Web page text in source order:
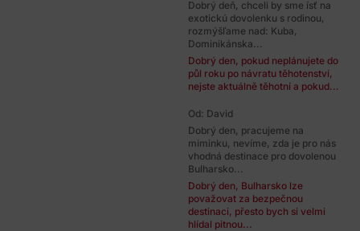
Dobrý deň, chceli by sme ísť na
exotickú dovolenku s rodinou,
rozmýšľame nad: Kuba,
Dominikánska...
Dobrý den, pokud neplánujete do
půl roku po návratu těhotenství,
nejste aktuálně těhotní a pokud...
Od: David
Dobrý den, pracujeme na
miminku, nevíme, zda je pro nás
vhodná destinace pro dovolenou
Bulharsko...
Dobrý den, Bulharsko lze
považovat za bezpečnou
destinaci, přesto bych si velmi
hlídal pitnou...